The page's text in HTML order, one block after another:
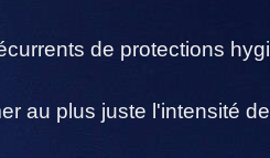
de protections
au plus juste l'intensité